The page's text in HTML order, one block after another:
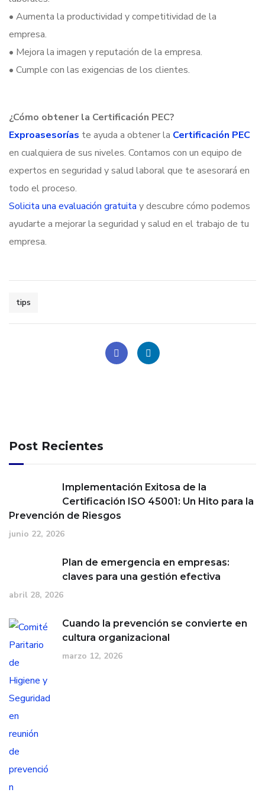
• Aumenta la productividad y competitividad de la
empresa.
• Mejora la imagen y reputación de la empresa.
• Cumple con las exigencias de los clientes.
¿Cómo obtener la Certificación PEC?
Exproasesorías te ayuda a obtener la Certificación PEC
en cualquiera de sus niveles. Contamos con un equipo de
expertos en seguridad y salud laboral que te asesorará en
todo el proceso.
Solicita una evaluación gratuita y descubre cómo podemos
ayudarte a mejorar la seguridad y salud en el trabajo de tu
empresa.
tips
Post Recientes
Implementación Exitosa de la
Certificación ISO 45001: Un Hito para la
Prevención de Riesgos
junio 22, 2026
Plan de emergencia en empresas:
claves para una gestión efectiva
abril 28, 2026
Cuando la prevención se convierte en
cultura organizacional
marzo 12, 2026